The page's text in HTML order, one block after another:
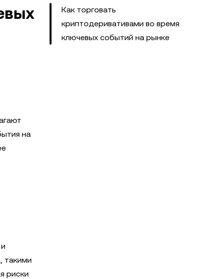
на
такими
риски
Как торговать
криптодеривативами во время
ключевых событий на рынке